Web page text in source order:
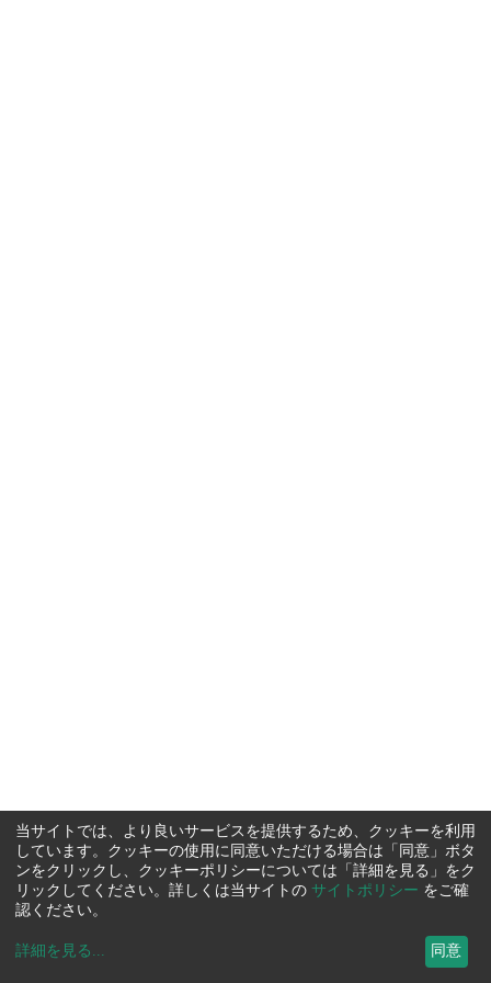
当サイトでは、より良いサービスを提供するため、クッキーを利用
しています。クッキーの使用に同意いただける場合は「同意」ボタ
ンをクリックし、クッキーポリシーについては「詳細を見る」をク
リックしてください。詳しくは当サイトの サイトポリシー をご確
認ください。
詳細を見る ... 同意